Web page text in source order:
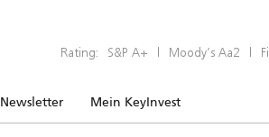
Rating: S&P A+ | Moody’s Aa2 |
Newsletter Mein KeyInvest